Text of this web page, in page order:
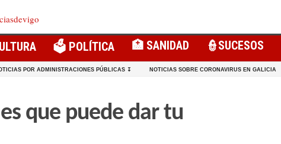
🗳️ POLÍTICA 🏥 SANIDAD 👮SUCESOS
POR ADMINISTRACIONES PÚBLICAS ↧ NOTICIAS SOBRE CORONAVIRUS EN GALICIA
que puede dar tu